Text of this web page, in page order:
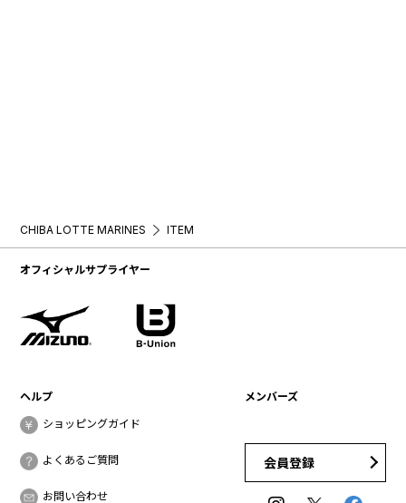
CHIBA LOTTE MARINES ITEM
オフィシャルサプライヤー
ヘルプ
ショッピングガイド
よくあるご質問
お問い合わせ
メンバーズ
会員登録